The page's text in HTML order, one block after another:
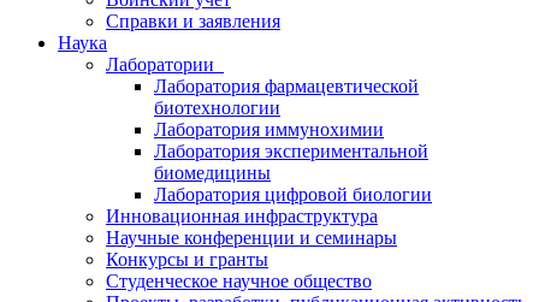
Справки и заявления
Наука
Лаборатории
Лаборатория фармацевтической
биотехнологии
Лаборатория иммунохимии
Лаборатория экспериментальной
биомедицины
Лаборатория цифровой биологии
Инновационная инфраструктура
Научные конференции и семинары
Конкурсы и гранты
Студенческое научное общество